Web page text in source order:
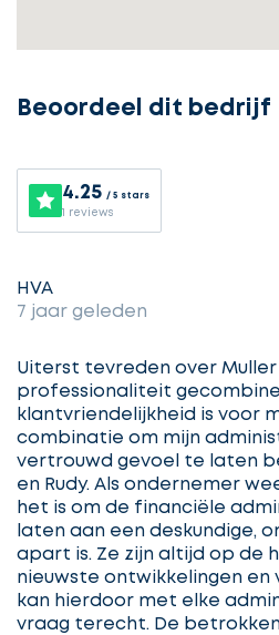
Beoordeel dit bedrijf
4.25 / 5 stars
1 reviews
HVA
7 jaar geleden
Uiterst tevreden over Muller
professionaliteit
klantvriendelijkheid is voor
combinatie om mijn
vertrouwd gevoel te laten
en Rudy. Als ondernemer
het is om de financiële
laten aan een deskundige,
apart is. Ze zijn altijd op de
nieuwste ontwikkelingen en
kan hierdoor met elke
vraag terecht. De
Ontvang
offertes
Selecteer
service
Beschrijf
opdracht
Ontvang
gratis